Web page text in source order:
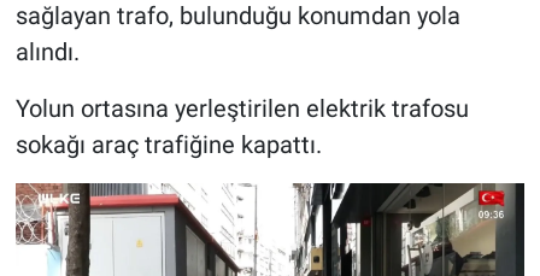
sağlayan trafo, bulunduğu konumdan yola
alındı.
Yolun ortasına yerleştirilen elektrik trafosu
sokağı araç trafiğine kapattı.